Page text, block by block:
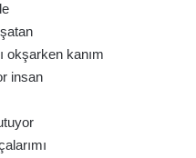
okşarken kanım
insan